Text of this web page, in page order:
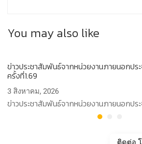
You may also like
ข่าวประชาสัมพันธ์จากหน่วยงานภายนอกปร
ครั้งที่1.69
3 สิงหาคม, 2026
ข่าวประชาสัมพันธ์จากหน่วยงานภายนอกปร